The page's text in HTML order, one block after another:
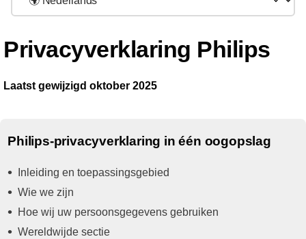
Privacyverklaring Philips
Laatst gewijzigd oktober 2025
Philips-privacyverklaring in één oogopslag
Inleiding en toepassingsgebied
Wie we zijn
Hoe wij uw persoonsgegevens gebruiken
Wereldwijde sectie